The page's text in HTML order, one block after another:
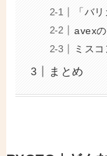
「バ
avex
ミス
まとめ